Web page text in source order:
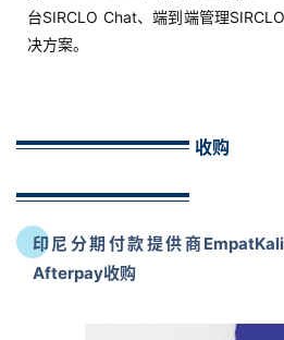
台SIRCLO Chat、端到端管理SIRCLO
决方案。
收购
印尼分期付款提供商
Afterpay收购